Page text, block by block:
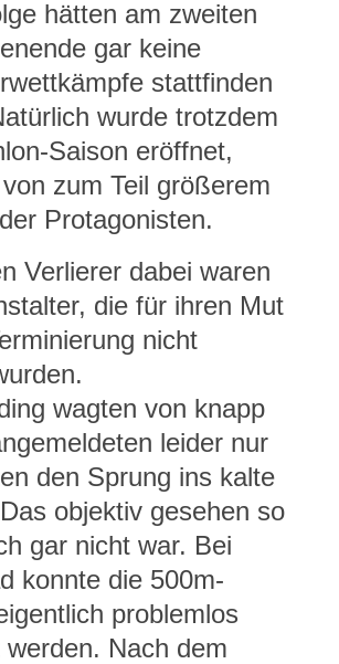
hätten am zweiten
gar keine
stattfinden
wurde trotzdem
Saison eröffnet,
zum Teil größerem
Protagonisten.
Verlierer dabei waren
die für ihren Mut
nicht
wagten von knapp
leider nur
den Sprung ins kalte
objektiv gesehen so
gar nicht war. Bei
konnte die 500m-
problemlos
werden. Nach dem